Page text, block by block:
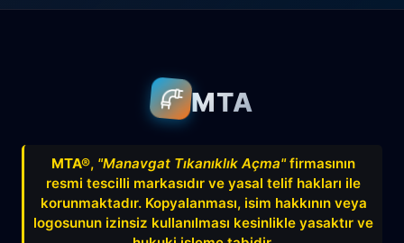
MTA
MTA®, "Manavgat Tıkanıklık Açma"firmasının
resmi tescilli markasıdır ve yasal telif hakları ile
korunmaktadır. Kopyalanması, isim hakkının veya
logosunun izinsiz kullanılması kesinlikle yasaktır ve